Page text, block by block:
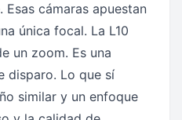
cámaras apuestan
única focal. La L10
un zoom. Es una
disparo. Lo que sí
similar y un enfoque